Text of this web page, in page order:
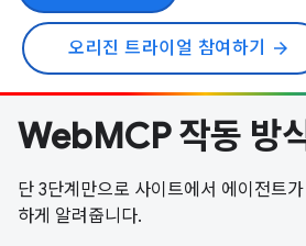
오리진 트라이얼 참여하기 arrow_forward
WebMCP 작동 방
단 3단계만으로 사이트에서 에이전트
하게 알려줍니다.